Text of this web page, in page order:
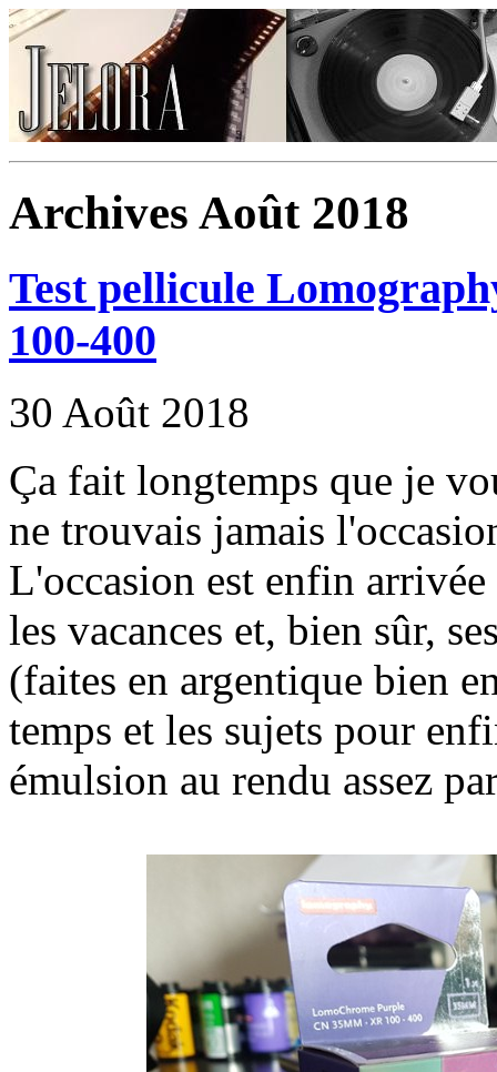
Archives Août 2018
Test pellicule
100-400
30 Août 2018
Ça fait longtemps que je
ne trouvais jamais
L'occasion est enfin
les vacances et, bien sûr,
(faites en argentique bien
temps et les sujets pour
émulsion au rendu assez